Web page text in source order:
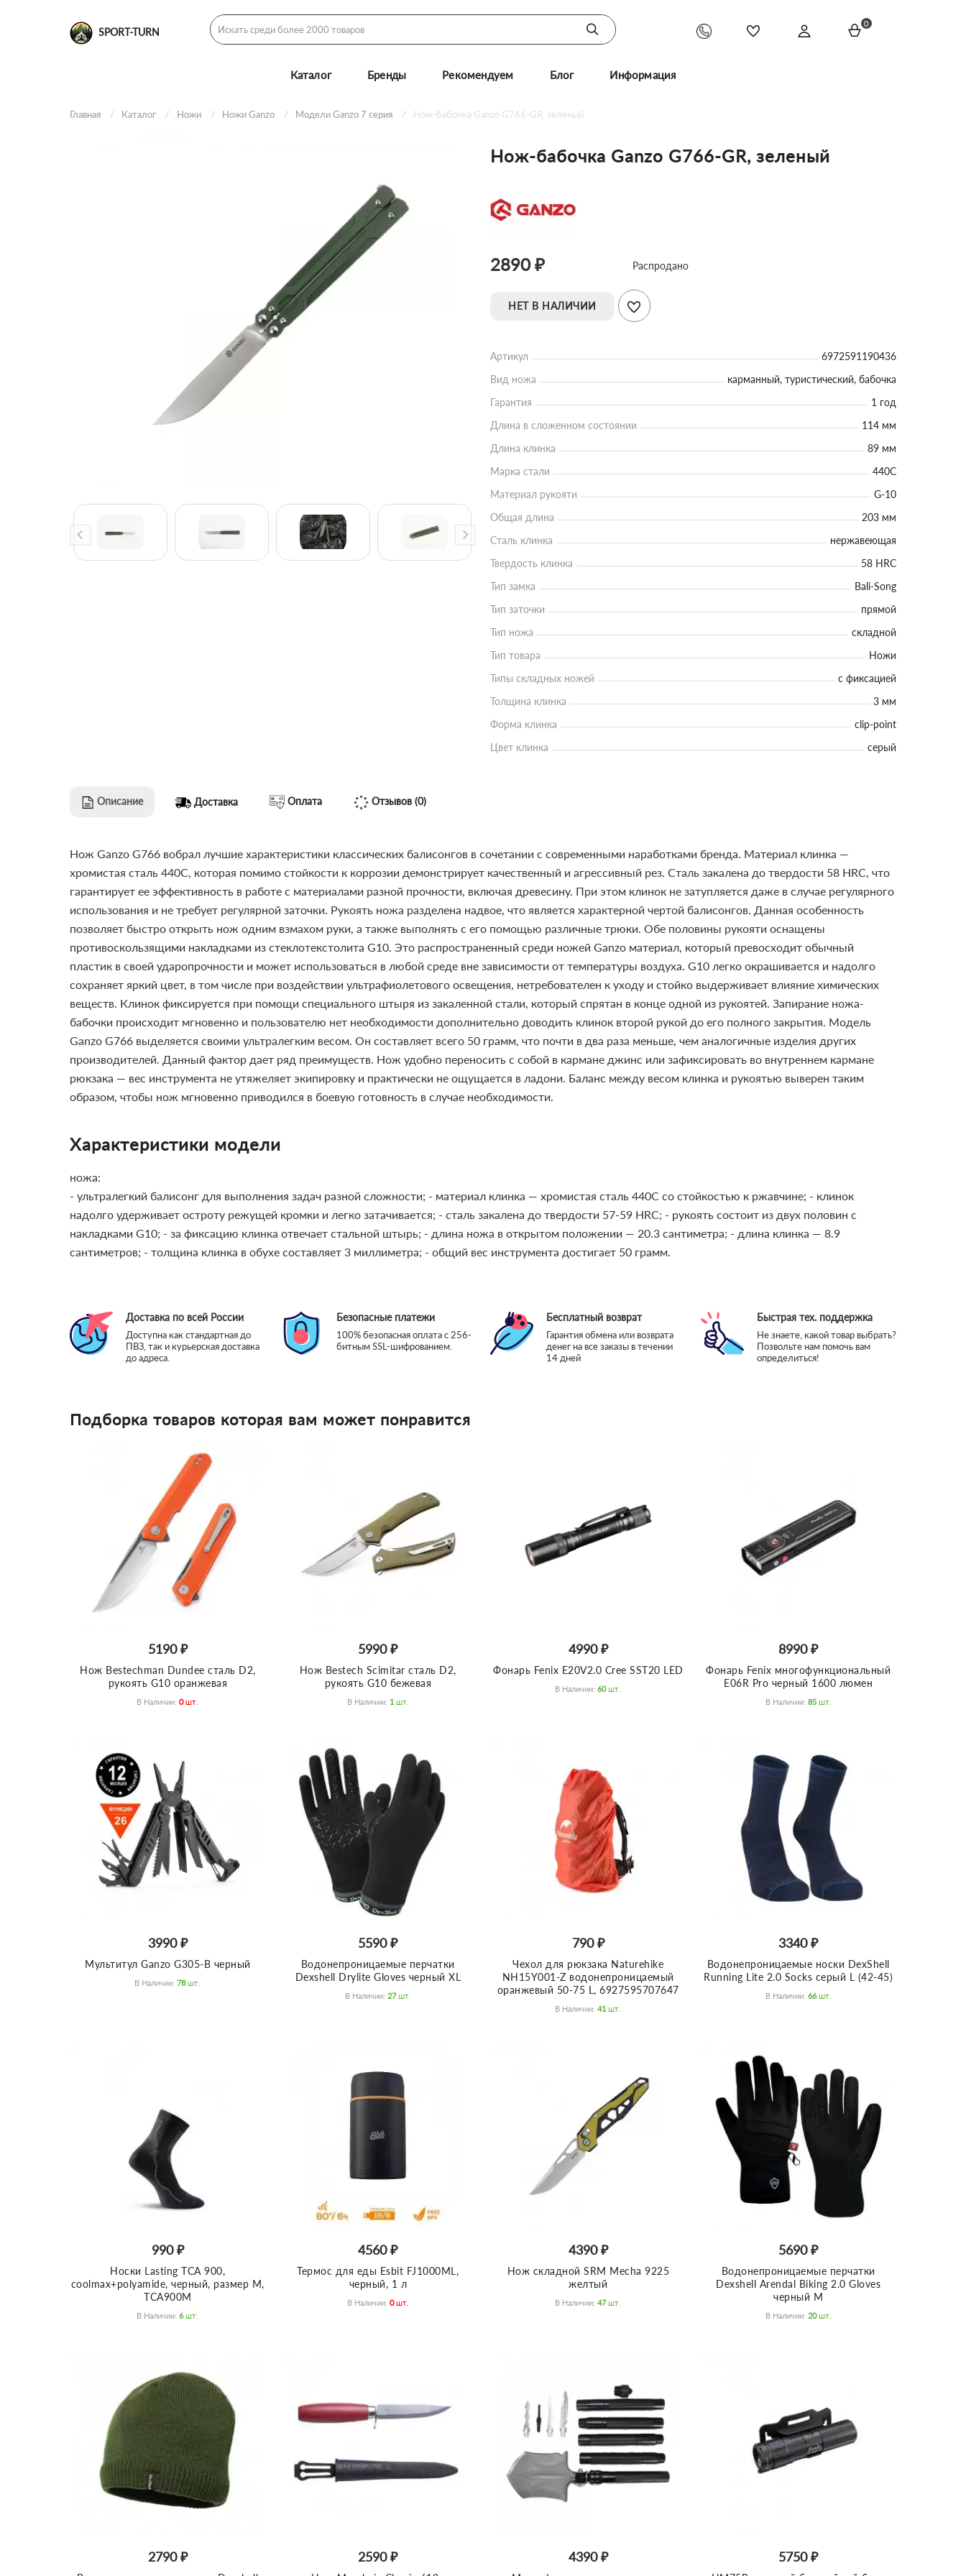
SPORT-TURN
0
Каталог Бренды Рекомендуем Блог Информация
Главная Каталог Ножи Ножи Ganzo Модели Ganzo 7 серия Нож-бабочка Ganzo G766-GR, зеленый
Нож-бабочка Ganzo G766-GR, зеленый
2890 ₽ Распродано
НЕТ В НАЛИЧИИ
Артикул
6972591190436
Вид ножа
карманный, туристический, бабочка
Гарантия
1 год
Длина в сложенном состоянии
114 мм
Длина клинка
89 мм
Марка стали
440C
Материал рукояти
G-10
Общая длина
203 мм
Сталь клинка
нержавеющая
Твердость клинка
58 HRC
Тип замка
Bali-Song
Тип заточки
прямой
Тип ножа
складной
Тип товара
Ножи
Типы складных ножей
с фиксацией
Толщина клинка
3 мм
Форма клинка
clip-point
Цвет клинка
серый
Описание Доставка Оплата Отзывов (0)
Нож Ganzo G766 вобрал лучшие характеристики классических балисонгов в сочетании с современными наработками бренда. Материал клинка —
хромистая сталь 440C, которая помимо стойкости к коррозии демонстрирует качественный и агрессивный рез. Сталь закалена до твердости 58 HRC, что
гарантирует ее эффективность в работе с материалами разной прочности, включая древесину. При этом клинок не затупляется даже в случае регулярного
использования и не требует регулярной заточки. Рукоять ножа разделена надвое, что является характерной чертой балисонгов. Данная особенность
позволяет быстро открыть нож одним взмахом руки, а также выполнять с его помощью различные трюки. Обе половины рукояти оснащены
противоскользящими накладками из стеклотекстолита G10. Это распространенный среди ножей Ganzo материал, который превосходит обычный
пластик в своей ударопрочности и может использоваться в любой среде вне зависимости от температуры воздуха. G10 легко окрашивается и надолго
сохраняет яркий цвет, в том числе при воздействии ультрафиолетового освещения, нетребователен к уходу и стойко выдерживает влияние химических
веществ. Клинок фиксируется при помощи специального штыря из закаленной стали, который спрятан в конце одной из рукоятей. Запирание ножа-
бабочки происходит мгновенно и пользователю нет необходимости дополнительно доводить клинок второй рукой до его полного закрытия. Модель
Ganzo G766 выделяется своими ультралегким весом. Он составляет всего 50 грамм, что почти в два раза меньше, чем аналогичные изделия других
производителей. Данный фактор дает ряд преимуществ. Нож удобно переносить с собой в кармане джинс или зафиксировать во внутреннем кармане
рюкзака — вес инструмента не утяжеляет экипировку и практически не ощущается в ладони. Баланс между весом клинка и рукоятью выверен таким
образом, чтобы нож мгновенно приводился в боевую готовность в случае необходимости.
Характеристики модели
ножа:
- ультралегкий балисонг для выполнения задач разной сложности; - материал клинка — хромистая сталь 440C со стойкостью к ржавчине; - клинок
надолго удерживает остроту режущей кромки и легко затачивается; - сталь закалена до твердости 57-59 HRC; - рукоять состоит из двух половин с
накладками G10; - за фиксацию клинка отвечает стальной штырь; - длина ножа в открытом положении — 20.3 сантиметра; - длина клинка — 8.9
сантиметров; - толщина клинка в обухе составляет 3 миллиметра; - общий вес инструмента достигает 50 грамм.
Доставка по всей России
Доступна как стандартная до
ПВЗ, так и курьерская доставка
до адреса.
Безопасные платежи
100% безопасная оплата с 256-
битным SSL-шифрованием.
Бесплатный возврат
Гарантия обмена или возврата
денег на все заказы в течении
14 дней
Быстрая тех. поддержка
Не знаете, какой товар выбрать?
Позвольте нам помочь вам
определиться!
Подборка товаров которая вам может понравится
5190 ₽
Нож Bestechman Dundee сталь D2,
рукоять G10 оранжевая
В Наличии:0 Шт.
5990 ₽
Нож Bestech Scimitar сталь D2,
рукоять G10 бежевая
В Наличии: 1 Шт.
4990 ₽
Фонарь Fenix E20V2.0 Cree SST20 LED
В Наличии:60 Шт.
8990 ₽
Фонарь Fenix многофункциональный
E06R Pro черный 1600 люмен
В Наличии: 85 Шт.
3990 ₽
Мультитул Ganzo G305-B черный
В Наличии:78 Шт.
5590 ₽
Водонепроницаемые перчатки
Dexshell Drylite Gloves черный XL
В Наличии: 27 Шт.
790 ₽
Чехол для рюкзака Naturehike
NH15Y001-Z водонепроницаемый
оранжевый 50-75 L, 6927595707647
В Наличии:41 Шт.
3340 ₽
Водонепроницаемые носки DexShell
Running Lite 2.0 Socks серый L (42-45)
В Наличии: 66 Шт.
990 ₽
Носки Lasting TCA 900,
coolmax+polyamide, черный, размер M,
TCA900M
В Наличии:6 Шт.
4560 ₽
Термос для еды Esbit FJ1000ML,
черный, 1 л
В Наличии: 0 Шт.
4390 ₽
Нож складной SRM Mecha 9225
желтый
В Наличии:47 Шт.
5690 ₽
Водонепроницаемые перчатки
Dexshell Arendal Biking 2.0 Gloves
черный M
В Наличии: 20 Шт.
2790 ₽ 2590 ₽ 4390 ₽ 5750 ₽